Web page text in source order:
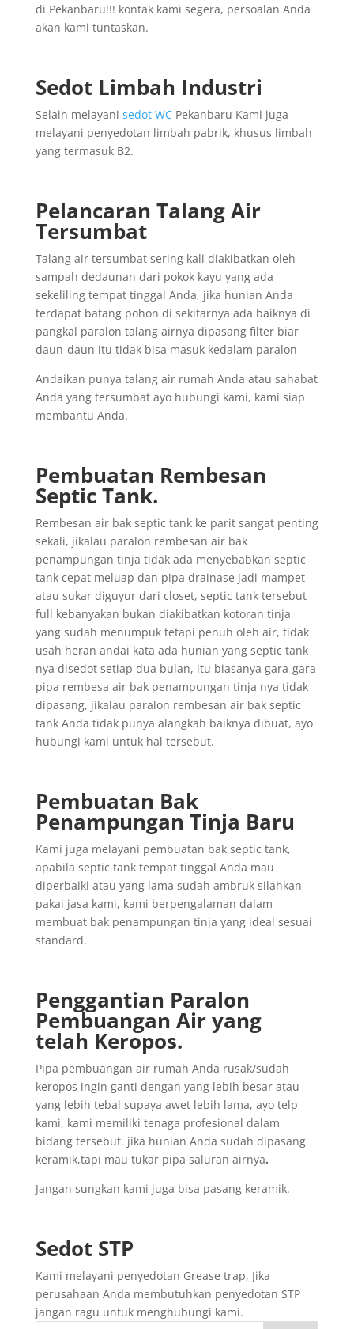
di Pekanbaru!!! kontak kami segera, persoalan Anda
akan kami tuntaskan.
Sedot Limbah Industri
Selain melayani sedot WCPekanbaru Kami juga
melayani penyedotan limbah pabrik, khusus limbah
yang termasuk B2.
Pelancaran Talang Air
Tersumbat
Talang air tersumbat sering kali diakibatkan oleh
sampah dedaunan dari pokok kayu yang ada
sekeliling tempat tinggal Anda, jika hunian Anda
terdapat batang pohon di sekitarnya ada baiknya di
pangkal paralon talang airnya dipasang filter biar
daun-daun itu tidak bisa masuk kedalam paralon
Andaikan punya talang air rumah Anda atau sahabat
Anda yang tersumbat ayo hubungi kami, kami siap
membantu Anda.
Pembuatan Rembesan
Septic Tank.
Rembesan air bak septic tank ke parit sangat penting
sekali, jikalau paralon rembesan air bak
penampungan tinja tidak ada menyebabkan septic
tank cepat meluap dan pipa drainase jadi mampet
atau sukar diguyur dari closet, septic tank tersebut
full kebanyakan bukan diakibatkan kotoran tinja
yang sudah menumpuk tetapi penuh oleh air, tidak
usah heran andai kata ada hunian yang septic tank
nya disedot setiap dua bulan, itu biasanya gara-gara
pipa rembesa air bak penampungan tinja nya tidak
dipasang, jikalau paralon rembesan air bak septic
tank Anda tidak punya alangkah baiknya dibuat, ayo
hubungi kami untuk hal tersebut.
Pembuatan Bak
Penampungan Tinja Baru
Kami juga melayani pembuatan bak septic tank,
apabila septic tank tempat tinggal Anda mau
diperbaiki atau yang lama sudah ambruk silahkan
pakai jasa kami, kami berpengalaman dalam
membuat bak penampungan tinja yang ideal sesuai
standard.
Penggantian Paralon
Pembuangan Air yang
telah Keropos.
Pipa pembuangan air rumah Anda rusak/sudah
keropos ingin ganti dengan yang lebih besar atau
yang lebih tebal supaya awet lebih lama, ayo telp
kami, kami memiliki tenaga profesional dalam
bidang tersebut. jika hunian Anda sudah dipasang
keramik,tapi mau tukar pipa saluran airnya.
Jangan sungkan kami juga bisa pasang keramik.
Sedot STP
Kami melayani penyedotan Grease trap, Jika
perusahaan Anda membutuhkan penyedotan STP
jangan ragu untuk menghubungi kami.